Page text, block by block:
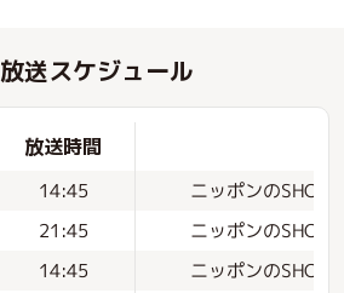
放送スケジュール
放送時間
14:45 ニッポンの
21:45 ニッポンの
14:45 ニッポンの